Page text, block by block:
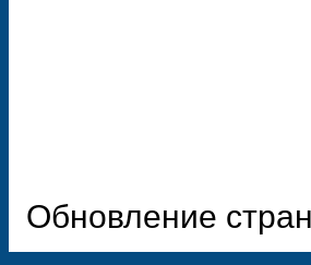
Обновление